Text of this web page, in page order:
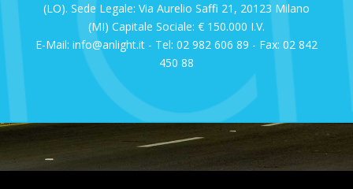
(LO). Sede Legale: Via Aurelio Saffi 21, 20123 Milano
(MI) Capitale Sociale: € 150.000 I.V.
E-Mail: info@anlight.it - Tel: 02 982 606 89 - Fax: 02 842
450 88